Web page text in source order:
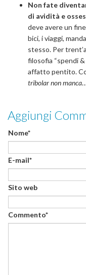
Non fate
di avidità e
deve avere un
bici, i viaggi,
stesso. Per
filosofia “spendi
affatto pentito.
tribolar non manca…
Aggiungi
Nome*
E-mail*
Sito web
Commento*